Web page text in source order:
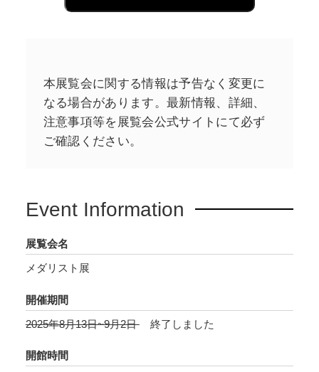
まいかだ氏が本展のために新たに描き下ろした
イラストをはじめ、原作の名シーンの数々や、
作品の世界観の再現展示、選りすぐりのアニメ
名シーン映像も登場し、『メダリスト』の面白
さ、そして同時にフィギュアスケートの面白さ
予定。
後全国巡回も予定しています。
集結した展覧会です。
本展覧会に関する情報は予告なく変更に
なる場合があります。最新情報、詳細、
注意事項等を展覧会公式サイトにて必ず
ご確認ください。
Event Information
展覧会名
メダリスト展
開催期間
2025年8月13日~9月2日
終了しました
開館時間